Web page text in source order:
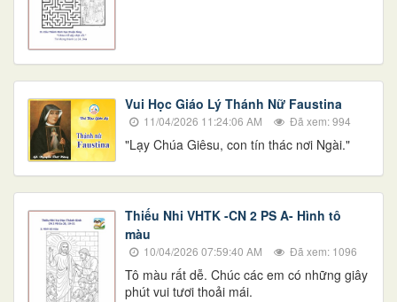
Vui Học Giáo Lý Thánh Nữ Faustina
11/04/2026 11:24:06 AM Đã xem: 994
"Lạy Chúa Giêsu, con tín thác nơi Ngài."
Thiếu Nhi VHTK -CN 2 PS A- Hình tô
màu
10/04/2026 07:59:40 AM Đã xem: 1096
Tô màu rất dễ. Chúc các em có những giây
phút vui tươi thoải mái.